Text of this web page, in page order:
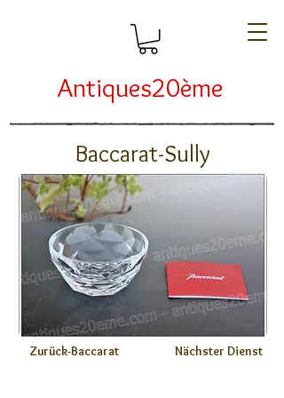
Antiques20ème
Baccarat-Sully
Zurück-Baccarat Nächster Dienst